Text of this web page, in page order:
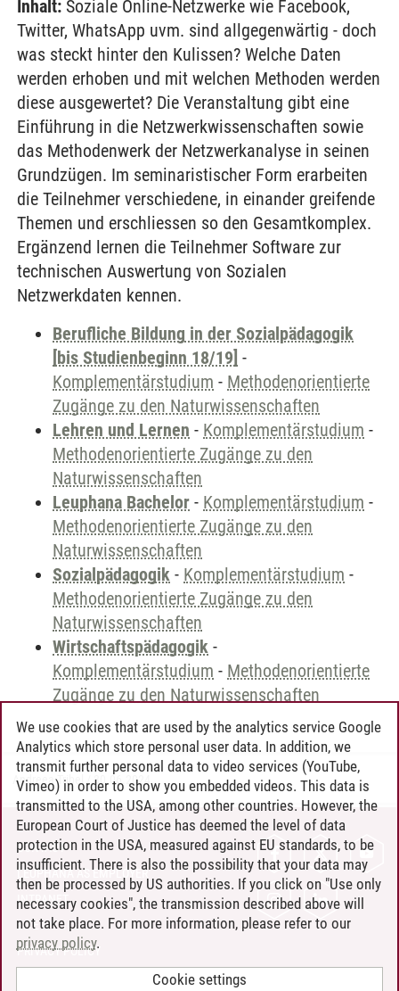
Inhalt: Soziale Online-Netzwerke wie Facebook,
Twitter, WhatsApp uvm. sind allgegenwärtig - doch
was steckt hinter den Kulissen? Welche Daten
werden erhoben und mit welchen Methoden werden
diese ausgewertet? Die Veranstaltung gibt eine
Einführung in die Netzwerkwissenschaften sowie
das Methodenwerk der Netzwerkanalyse in seinen
Grundzügen. Im seminaristischer Form erarbeiten
die Teilnehmer verschiedene, in einander greifende
Themen und erschliessen so den Gesamtkomplex.
Ergänzend lernen die Teilnehmer Software zur
technischen Auswertung von Sozialen
Netzwerkdaten kennen.
Berufliche Bildung in der Sozialpädagogik
[bis Studienbeginn 18/19] -
Komplementärstudium - Methodenorientierte
Zugänge zu den Naturwissenschaften
Lehren und Lernen - Komplementärstudium -
Methodenorientierte Zugänge zu den
Naturwissenschaften
Leuphana Bachelor - Komplementärstudium -
Methodenorientierte Zugänge zu den
Naturwissenschaften
Sozialpädagogik - Komplementärstudium -
Methodenorientierte Zugänge zu den
Naturwissenschaften
Wirtschaftspädagogik -
Komplementärstudium - Methodenorientierte
Zugänge zu den Naturwissenschaften
Andreea Tribel 30.06.2024
CONTACT
LEUPHANA AS EMPLOYER
INTRANET
SITE NOTICE
PRIVACY POLICY
We use cookies that are used by the analytics service Google
Analytics which store personal user data. In addition, we
transmit further personal data to video services (YouTube,
Vimeo) in order to show you embedded videos. This data is
transmitted to the USA, among other countries. However, the
European Court of Justice has deemed the level of data
protection in the USA, measured against EU standards, to be
insufficient. There is also the possibility that your data may
then be processed by US authorities. If you click on "Use only
necessary cookies", the transmission described above will
not take place. For more information, please refer to our
privacy policy.
Cookie settings